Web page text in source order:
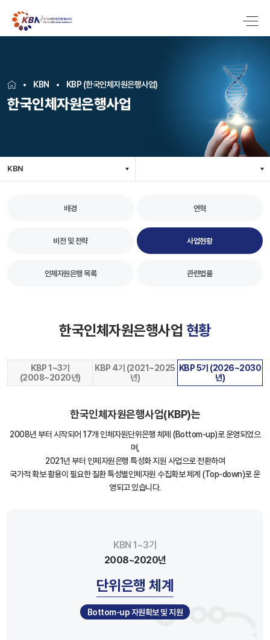
KBN KBP (한국인체자원은행사업)
한국인체자원은행사업
KBN
배경 연혁
비전 및 전략 사업현황
인체자원은행 목록 관련법률
한국인체자원은행사업 현황
KBP 1~3기
(2008~2020년)
KBP 4기 (2021~2025
년)
KBP 5기 (2026~2030
년)
한국인체자원은행사업(KBP)는
2008년 부터 시작되어 17개 인체자원단위은행 체제 (Bottom-up)로 운영되었으
며,
2021년 부터 인체자원은행 특성화 지원 사업으로 전환하여
국가적 확보‧활용이 필요한 질환 특성별인체자원 수집확보 체계 (Top-down)로 운
영되고 있습니다.
KBN 1~3기
2008~2020년
단위은행 체계
Bottom-up 자원확보 및 지원